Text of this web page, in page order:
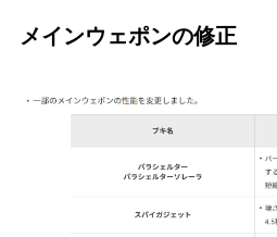
メインウェポンの修正